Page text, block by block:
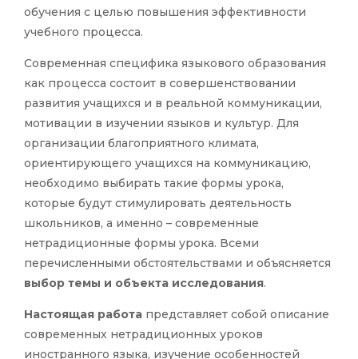
обучения с целью повышения эффективности
учебного процесса.
Современная специфика языкового образования
как процесса состоит в совершенствовании
развития учащихся и в реальной коммуникации,
мотивации в изучении языков и культур. Для
организации благоприятного климата,
ориентирующего учащихся на коммуникацию,
необходимо выбирать такие формы урока,
которые будут стимулировать деятельность
школьников, а именно – современные
нетрадиционные формы урока. Всеми
перечисленными обстоятельствами и объясняется
выбор темы и объекта исследования.
Настоящая работа представляет собой описание
современных нетрадиционных уроков
иностранного языка, изучение особенностей